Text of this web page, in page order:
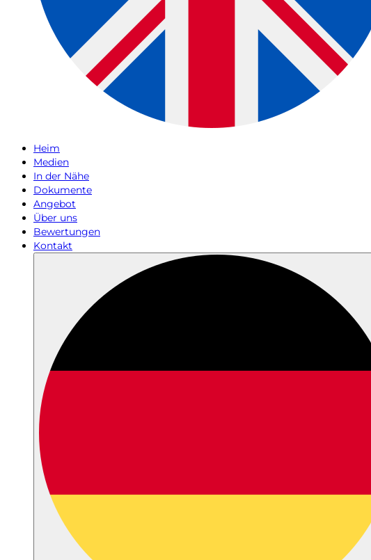
Heim
Medien
In der Nähe
Dokumente
Angebot
Über uns
Bewertungen
Kontakt